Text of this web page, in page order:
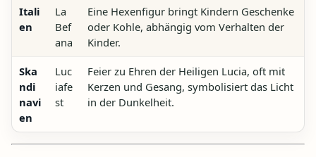
Itali
en
La
Bef
ana
Eine Hexenfigur bringt Kindern Geschenke
oder Kohle, abhängig vom Verhalten der
Kinder.
Ska
ndi
navi
en
Luc
iafe
st
Feier zu Ehren der Heiligen Lucia, oft mit
Kerzen und Gesang, symbolisiert das Licht
in der Dunkelheit.